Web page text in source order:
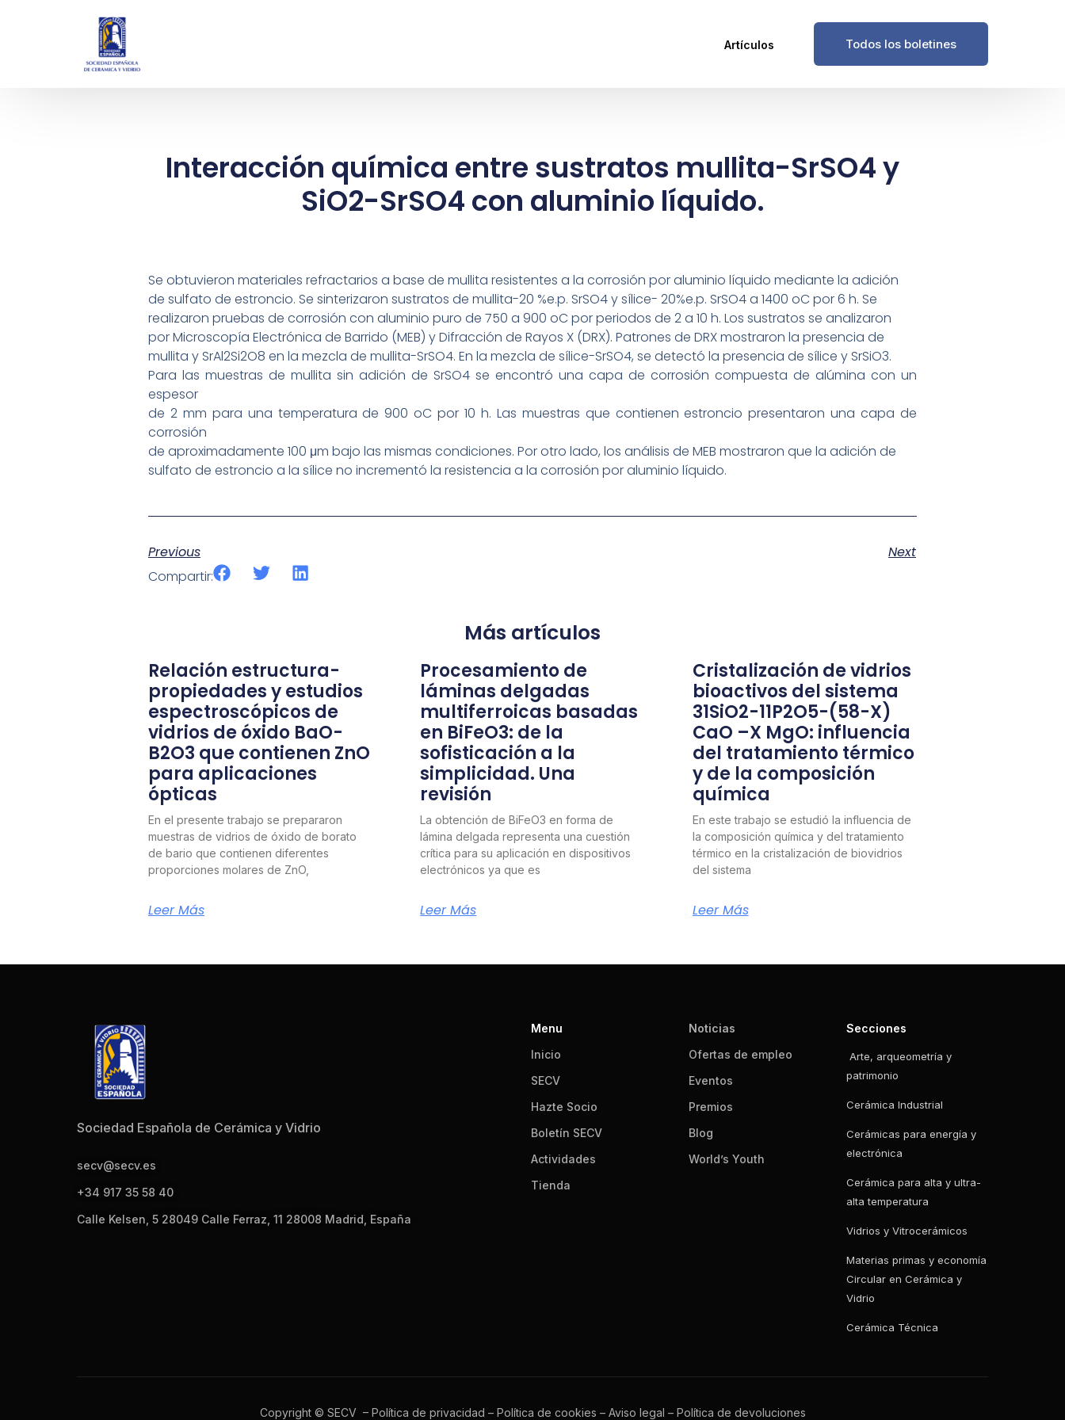
Artículos Todos los boletines
Interacción química entre sustratos mullita-SrSO4 y
SiO2-SrSO4 con aluminio líquido.
Se obtuvieron materiales refractarios a base de mullita resistentes a la corrosión por aluminio líquido mediante la adición
de sulfato de estroncio. Se sinterizaron sustratos de mullita-20 %e.p. SrSO4 y sílice- 20%e.p. SrSO4 a 1400 oC por 6 h. Se
realizaron pruebas de corrosión con aluminio puro de 750 a 900 oC por periodos de 2 a 10 h. Los sustratos se analizaron
por Microscopía Electrónica de Barrido (MEB) y Difracción de Rayos X (DRX). Patrones de DRX mostraron la presencia de
mullita y SrAl2Si2O8 en la mezcla de mullita-SrSO4. En la mezcla de sílice-SrSO4, se detectó la presencia de sílice y SrSiO3.
Para las muestras de mullita sin adición de SrSO4 se encontró una capa de corrosión compuesta de alúmina con un
espesor
de 2 mm para una temperatura de 900 oC por 10 h. Las muestras que contienen estroncio presentaron una capa de
corrosión
de aproximadamente 100 μm bajo las mismas condiciones. Por otro lado, los análisis de MEB mostraron que la adición de
sulfato de estroncio a la sílice no incrementó la resistencia a la corrosión por aluminio líquido.
Previous
Next
Compartir:
Más artículos
Relación estructura-
propiedades y estudios
espectroscópicos de
vidrios de óxido BaO-
B2O3 que contienen ZnO
para aplicaciones
ópticas
En el presente trabajo se prepararon
muestras de vidrios de óxido de borato
de bario que contienen diferentes
proporciones molares de ZnO,
Leer Más
Procesamiento de
láminas delgadas
multiferroicas basadas
en BiFeO3: de la
sofisticación a la
simplicidad. Una
revisión
La obtención de BiFeO3 en forma de
lámina delgada representa una cuestión
crítica para su aplicación en dispositivos
electrónicos ya que es
Leer Más
Cristalización de vidrios
bioactivos del sistema
31SiO2-11P2O5-(58-X)
CaO –X MgO: influencia
del tratamiento térmico
y de la composición
química
En este trabajo se estudió la influencia de
la composición química y del tratamiento
térmico en la cristalización de biovidrios
del sistema
Leer Más
Sociedad Española de Cerámica y Vidrio
secv@secv.es
+34 917 35 58 40
Calle Kelsen, 5 28049 Calle Ferraz, 11 28008 Madrid, España
Menu
Inicio
SECV
Hazte Socio
Boletín SECV
Actividades
Tienda
Noticias
Ofertas de empleo
Eventos
Premios
Blog
World’s Youth
Secciones
Arte, arqueometría y
patrimonio
Cerámica Industrial
Cerámicas para energía y
electrónica
Cerámica para alta y ultra-
alta temperatura
Vidrios y Vitrocerámicos
Materias primas y economía
Circular en Cerámica y
Vidrio
Cerámica Técnica
Copyright © SECV – Política de privacidad – Política de cookies – Aviso legal – Política de devoluciones